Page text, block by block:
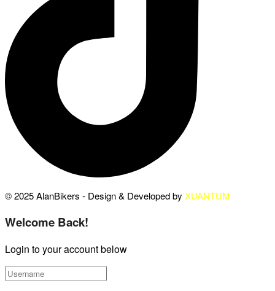
© 2025 AlanBikers - Design & Developed by XUANTUM
Welcome Back!
Login to your account below